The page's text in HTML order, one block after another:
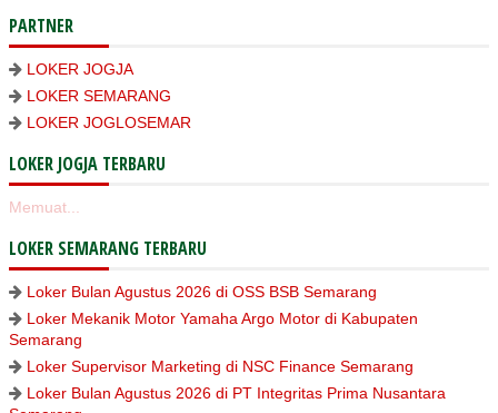
PARTNER
LOKER JOGJA
LOKER SEMARANG
LOKER JOGLOSEMAR
LOKER JOGJA TERBARU
Memuat...
LOKER SEMARANG TERBARU
Loker Bulan Agustus 2026 di OSS BSB Semarang
Loker Mekanik Motor Yamaha Argo Motor di Kabupaten
Semarang
Loker Supervisor Marketing di NSC Finance Semarang
Loker Bulan Agustus 2026 di PT Integritas Prima Nusantara